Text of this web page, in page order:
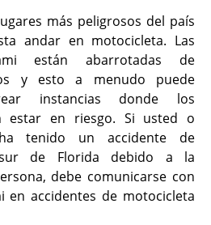
más peligrosos del país
andar en motocicleta. Las
están abarrotadas de
y esto a menudo puede
instancias donde los
estar en riesgo. Si usted o
tenido un accidente de
de Florida debido a la
debe comunicarse con
en accidentes de motocicleta